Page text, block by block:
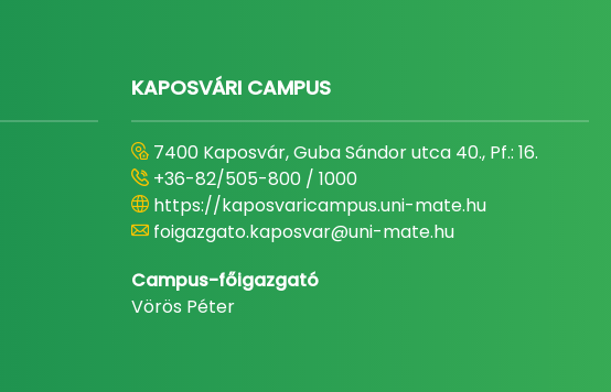
KAPOSVÁRI CAMPUS
7400 Kaposvár, Guba Sándor utca 40., Pf.: 16.
+36-82/505-800 / 1000
https://kaposvaricampus.uni-mate.hu
foigazgato.kaposvar@uni-mate.hu
Campus-főigazgató
Vörös Péter